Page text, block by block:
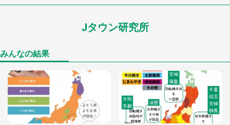
ードル高い」
あまりにも四角すぎる猫、激写される 「これもう
「閉所恐怖症の私は新幹線で大パニック。隣席の青
年に『手を繋いで』とお願いしたら...」 体験談に
8万人感動
Jタウン研究所
みんなの結果